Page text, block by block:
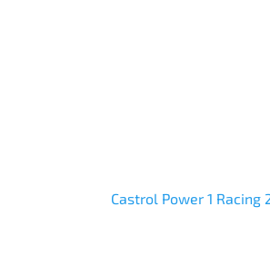
Castrol Power 1 Racing